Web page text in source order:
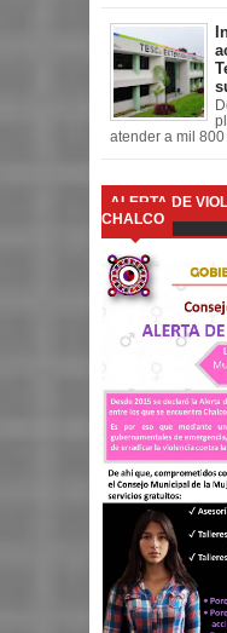
atender a mil
ALERTA DE
CHALCO